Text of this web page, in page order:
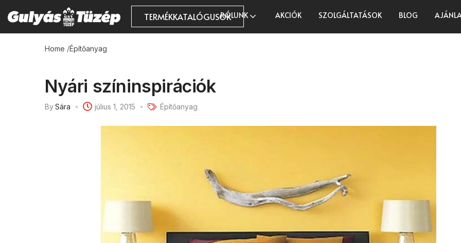
TERMÉKKATALÓGUSOKRÓLUNK AKCIÓK SZOLGÁLTATÁSOK BLOG
Home /Építőanyag
Nyári színinspirációk
BySára július 1, 2015 Építőanyag